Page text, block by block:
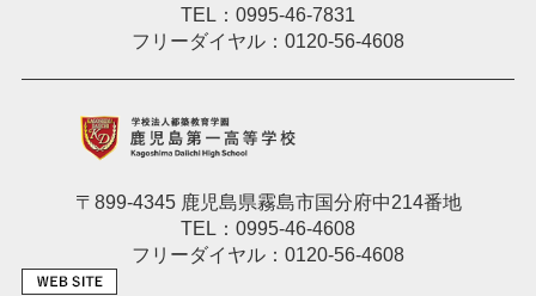
TEL：0995-46-7831
フリーダイヤル：0120-56-4608
〒899-4345 鹿児島県霧島市国分府中214番地
TEL：0995-46-4608
フリーダイヤル：0120-56-4608